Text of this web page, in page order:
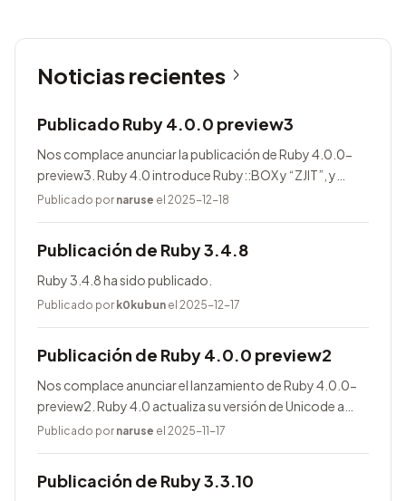
Noticias recientes
Publicado Ruby 4.0.0 preview3
Nos complace anunciar la publicación de Ruby 4.0.0-
preview3. Ruby 4.0 introduce Ruby::BOX y “ZJIT”, y
agrega muchas mejoras.
Publicado por naruse el 2025-12-18
Publicación de Ruby 3.4.8
Ruby 3.4.8 ha sido publicado.
Publicado por k0kubun el 2025-12-17
Publicación de Ruby 4.0.0 preview2
Nos complace anunciar el lanzamiento de Ruby 4.0.0-
preview2. Ruby 4.0 actualiza su versión de Unicode a
17.0.0, entre otras novedades.
Publicado por naruse el 2025-11-17
Publicación de Ruby 3.3.10